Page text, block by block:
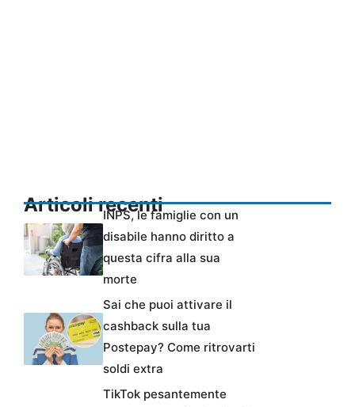
Articoli recentiINPS, le famiglie con un
disabile hanno diritto a
questa cifra alla sua
morte
Sai che puoi attivare il
cashback sulla tua
Postepay? Come ritrovarti
soldi extra
TikTok pesantemente